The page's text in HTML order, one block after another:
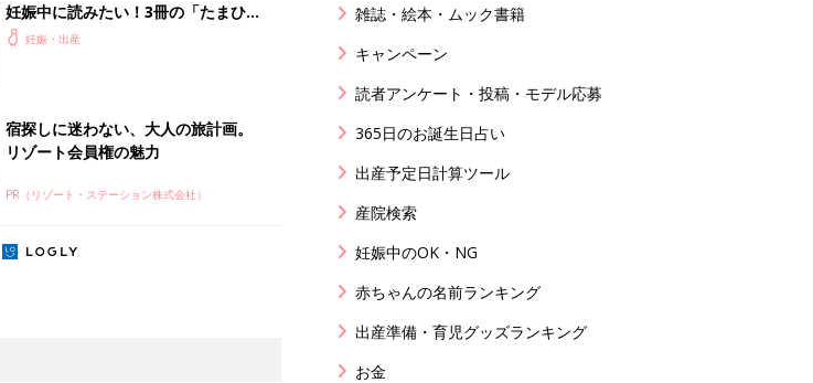
妊娠中に読みたい！3冊の「たまひ
よ」妊娠・出産
宿探しに迷わない、大人の旅計画。
リゾート会員権の魅力
PR（リゾート・ステーション株式会社）
雑誌・絵本・ムック書籍
キャンペーン
読者アンケート・投稿・モデル応募
365日のお誕生日占い
出産予定日計算ツール
産院検索
妊娠中のOK・NG
赤ちゃんの名前ランキング
出産準備・育児グッズランキング
お金